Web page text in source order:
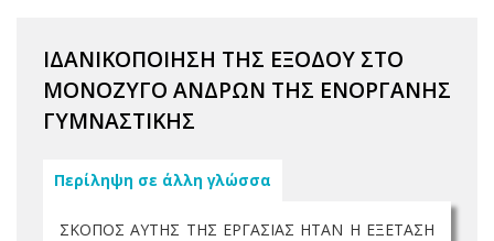
ΙΔΑΝΙΚΟΠΟΙΗΣΗ ΤΗΣ ΕΞΟΔΟΥ ΣΤΟ
ΜΟΝΟΖΥΓΟ ΑΝΔΡΩΝ ΤΗΣ ΕΝΟΡΓΑΝΗΣ
ΓΥΜΝΑΣΤΙΚΗΣ
Περίληψη σε άλλη γλώσσα
ΣΚΟΠΟΣ ΑΥΤΗΣ ΤΗΣ ΕΡΓΑΣΙΑΣ ΗΤΑΝ Η ΕΞΕΤΑΣΗ